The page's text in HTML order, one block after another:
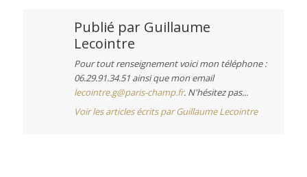
Publié par Guillaume
Lecointre
Pour tout renseignement voici mon téléphone :
06.29.91.34.51 ainsi que mon email
lecointre.g@paris-champ.fr. N'hésitez pas...
Voir les articles écrits par Guillaume Lecointre